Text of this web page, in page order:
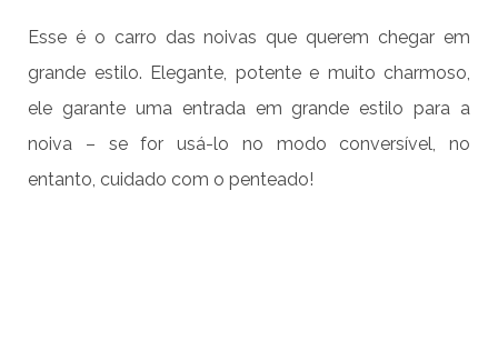
Esse é o carro das noivas que querem chegar em
grande estilo. Elegante, potente e muito charmoso,
ele garante uma entrada em grande estilo para a
noiva – se for usá-lo no modo conversível, no
entanto, cuidado com o penteado!